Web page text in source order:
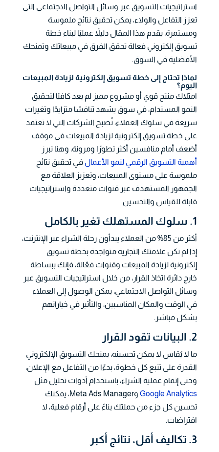
استراتيجيات التسويق عبر وسائل التواصل الاجتماعي التي
تعزز التفاعل والولاء، يمكن تحقيق نتائج ملموسة
ومستمرة، يقدم هذا المقال دليلاً عمليًا لبناء خطة
تسويق إلكتروني فعالة تحقق الفرق في مبيعاتك وتمنحك
الأفضلية في السوق.
لماذا تحتاج إلى خطة تسويق إلكترونية لزيادة المبيعات
اليوم؟
امتلاك منتج قوي أو مشروع مميز لم يعد كافيًا لتحقيق
النمو المستدام، في سوق يشهد تنافسًا متزايدًا وتغيرات
سريعة في سلوك العملاء، تُصبح الشركات التي لا تعتمد
على خطة تسويق إلكترونية لزيادة المبيعات في موقف
أضعف أمام منافسين أكثر تطورًا ومرونة، وهنا تبرز
أهمية التسويق الرقمي لنمو الأعمال في تحقيق نتائج
ملموسة على مستوى المبيعات، وتعزيز العلاقة مع
الجمهور المستهدف عبر قنوات متعددة واستراتيجيات
قابلة للقياس والتحسين.
1. سلوك المستهلك تغير بالكامل
أكثر من 85% من العملاء يبدأون رحلة الشراء عبر الإنترنت،
إذا لم تكن علامتك التجارية متواجدة بخطة تسويق
إلكترونية لزيادة المبيعات وقنوات فعّالة، فإنك ببساطة
خارج دائرة اتخاذ القرار، من خلال استراتيجيات التسويق عبر
وسائل التواصل الاجتماعي، يمكن الوصول إلى العملاء
في الوقت والمكان المناسبين، والتأثير في خياراتهم
بشكل مباشر.
2. البيانات تقود القرار
ما لا يُقاس لا يمكن تحسينه، يمنحك التسويق الإلكتروني
القدرة على تتبع كل خطوة، بدءًا من التفاعل مع الإعلان،
وحتى إتمام عملية الشراء، باستخدام أدوات تحليل مثل
Google Analytics
وMeta Ads Manager، يمكنك
تحسين كل جزء من حملتك بناءً على أرقام فعلية، لا
افتراضات.
3. تكاليف أقل، نتائج أكبر